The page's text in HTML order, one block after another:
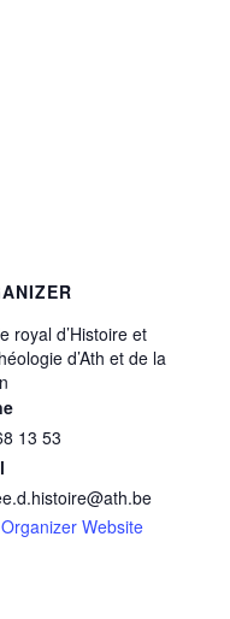
royal d’Histoire et
d’Ath et de la
13 53
Website